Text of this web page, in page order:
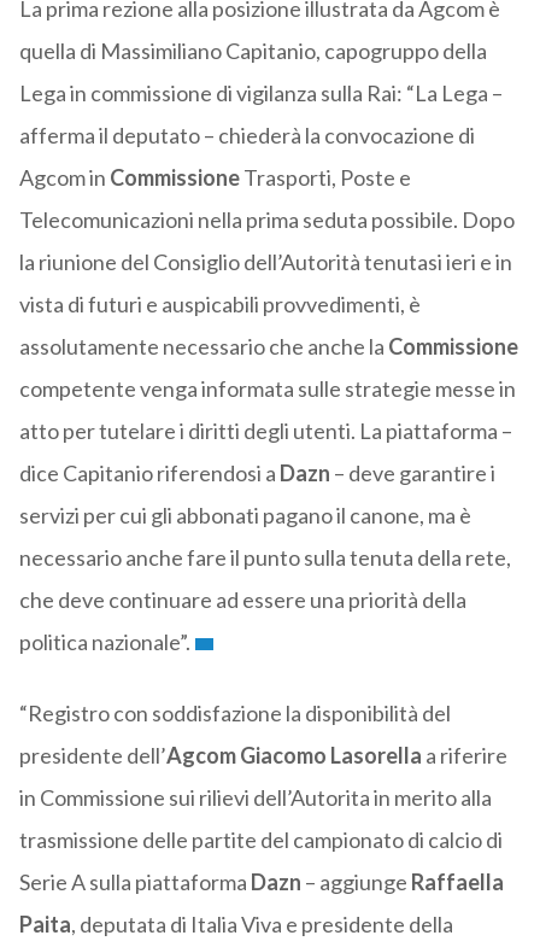
La prima rezione alla posizione illustrata da Agcom è
quella di Massimiliano Capitanio, capogruppo della
Lega in commissione di vigilanza sulla Rai: “La Lega –
afferma il deputato – chiederà la convocazione di
Agcom in CommissioneTrasporti, Poste e
Telecomunicazioni nella prima seduta possibile. Dopo
la riunione del Consiglio dell’Autorità tenutasi ieri e in
vista di futuri e auspicabili provvedimenti, è
assolutamente necessario che anche la Commissione
competente venga informata sulle strategie messe in
atto per tutelare i diritti degli utenti. La piattaforma –
dice Capitanio riferendosi a Dazn – deve garantire i
servizi per cui gli abbonati pagano il canone, ma è
necessario anche fare il punto sulla tenuta della rete,
che deve continuare ad essere una priorità della
politica nazionale”.
“Registro con soddisfazione la disponibilità del
presidente dell’Agcom Giacomo Lasorella a riferire
in Commissione sui rilievi dell’Autorita in merito alla
trasmissione delle partite del campionato di calcio di
Serie A sulla piattaforma Dazn – aggiunge Raffaella
Paita, deputata di Italia Viva e presidente della